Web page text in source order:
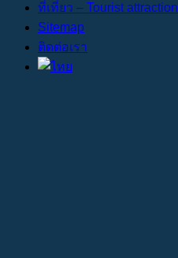
ที่เที่ยว – Tourist attraction
Sitemap
ติดต่อเรา